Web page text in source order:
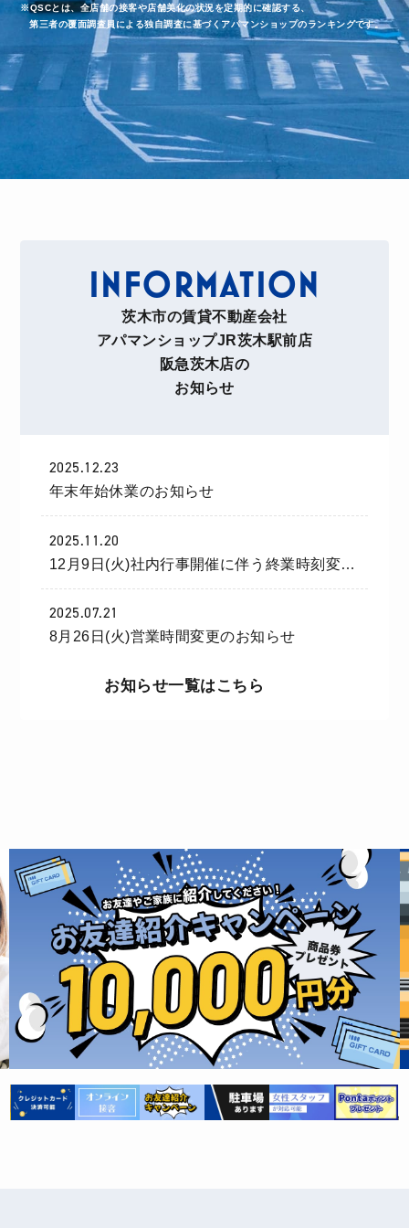
※QSCとは、全店舗の接客や店舗美化の状況を定期的に確認する、
第三者の覆面調査員による独自調査に基づくアパマンショップのランキングです。
INFORMATION
茨木市の賃貸不動産会社
アパマンショップJR茨木駅前店
阪急茨木店の
お知らせ
2025.12.23
年末年始休業のお知らせ
2025.11.20
12月9日(火)社内行事開催に伴う終業時刻変更
のお知らせ
2025.07.21
8月26日(火)営業時間変更のお知らせ
お知らせ一覧はこちら